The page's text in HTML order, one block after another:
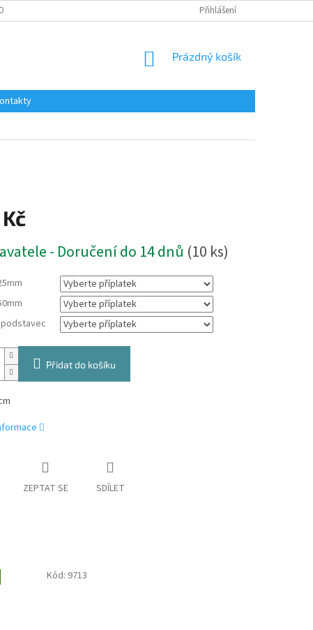
ÚDAJŮ Přihlášení
NÁKUPNÍ
Prázdný košík
- Doručení do 14 dnů (10 ks)
Přidat do košíku
ZEPTAT SE SDÍLET
Kód: 9713